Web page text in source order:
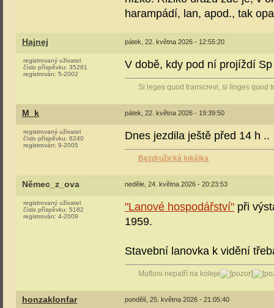
harampádí, lan, apod., tak
Hajnej pátek, 22. května 2026 - 12:55:20
registrovaný uživatel
číslo příspěvku: 35281
registrován: 5-2002
V době, kdy pod ní projíždí
Si leges quod transcrevi, si linges quod
M_k pátek, 22. května 2026 - 19:39:50
registrovaný uživatel
číslo příspěvku: 6240
registrován: 9-2005
Dnes jezdila ještě před 14 h ..
Bezdružická lokálka
Němec_z_ova neděle, 24. května 2026 - 20:23:53
registrovaný uživatel
číslo příspěvku: 5182
registrován: 4-2009
"Lanové hospodářství" při
1959.
Stavební lanovka k vidění
Mufloni nepatří na koleje
honzaklonfar pondělí, 25. května 2026 - 21:05:40